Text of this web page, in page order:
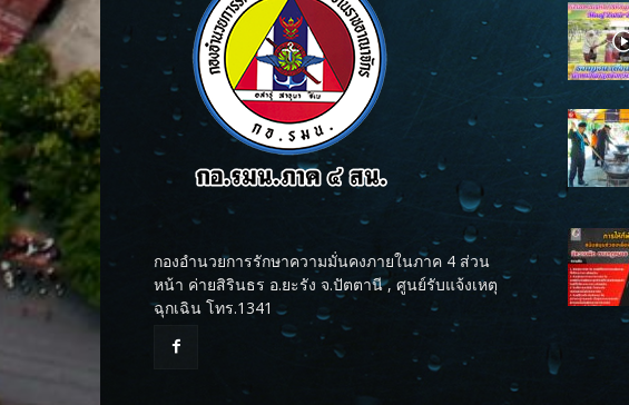
กองอำนวยการรักษาความมั่นคงภายในภาค 4 ส่วน
หน้า ค่ายสิรินธร อ.ยะรัง จ.ปัตตานี , ศูนย์รับแจ้งเหตุ
ฉุกเฉิน โทร.1341